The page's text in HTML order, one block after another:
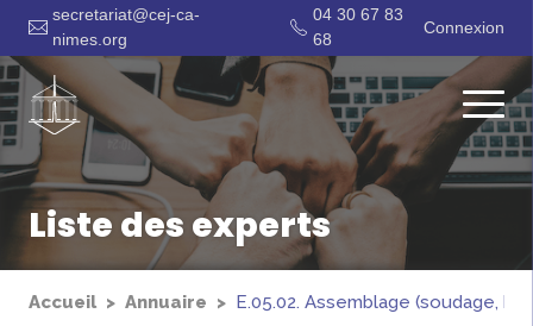
secretariat@cej-ca-
nimes.org
04 30 67 83
68
Connexion
Liste des experts
Accueil Annuaire E.05.02. Assemblage (soudage,